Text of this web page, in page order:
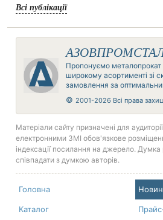
Всі публікації
Пропонуємо металопрокат
широкому асортименті зі
замовлення за
© 2001-2026 Всі права
Матеріали сайту призначені для
електронними ЗМІ обов'язкове
індексації посилання на джерело.
співпадати з думкою авторів.
Головна
Каталог